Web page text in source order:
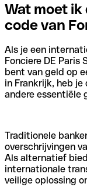
Wat moet ik
code van
Als je een
Fonciere DE Paris
bent van geld op
in Frankrijk, heb je
andere essentiële
Traditionele
overschrijvingen
Als alternatief
internationale
veilige oplossing